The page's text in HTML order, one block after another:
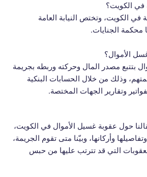
في الكويت؟
في الكويت، وتختص النيابة العامة
محكمة الجنايات.
الأموال؟
بتتبع مصدر المال وحركته وربطه بجريمة
وذلك من خلال الحسابات البنكية
وتقارير الجهات المختصة.
حول عقوبة غسيل الأموال في الكويت،
وأركانها، وبيّنا متى تقوم الجريمة،
التي قد تترتب عليها من حبس